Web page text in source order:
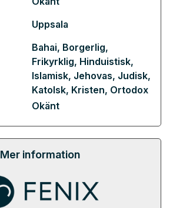
Uppsala
Bahai, Borgerlig,
Frikyrklig, Hinduistisk,
Islamisk, Jehovas, Judisk,
Katolsk, Kristen, Ortodox
Okänt
Mer information